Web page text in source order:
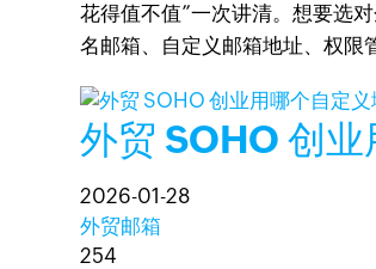
花得值不值”一次讲清。想要选
名邮箱、自定义邮箱地址、权限
外贸 SOHO 创
2026-01-28
外贸邮箱
254